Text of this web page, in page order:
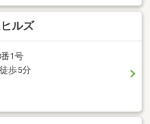
ルズ
1号
歩5分